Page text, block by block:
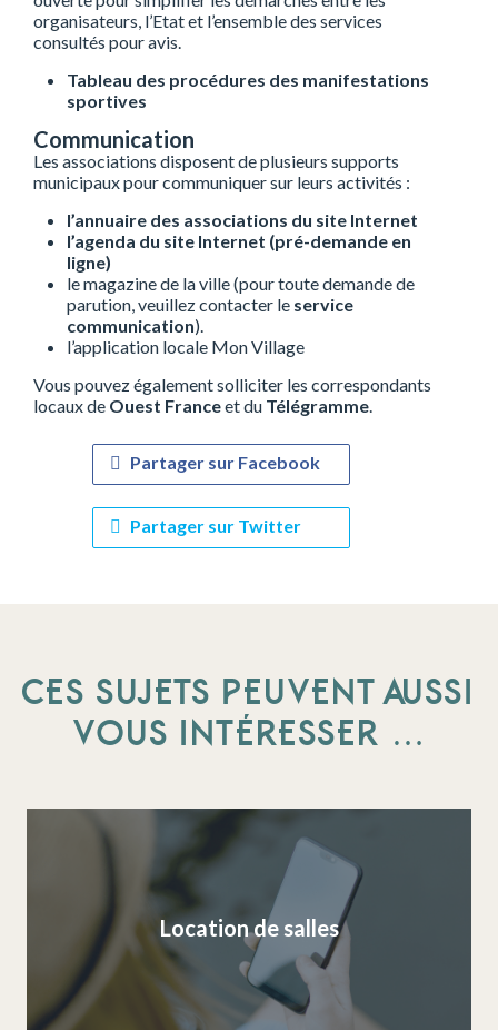
organisateurs, l’Etat et l’ensemble des services
consultés pour avis.
Tableau des procédures des manifestations
sportives
Communication
Les associations disposent de plusieurs supports
municipaux pour communiquer sur leurs activités :
l’annuaire des associations du site Internet
l’agenda du site Internet (pré-demande en
ligne)
le magazine de la ville (pour toute demande de
parution, veuillez contacter le service
communication).
l’application locale Mon Village
Vous pouvez également solliciter les correspondants
locaux de Ouest Franceet du Télégramme.
Partager sur Facebook
Partager sur Twitter
CES SUJETS PEUVENT AUSSI
VOUS INTÉRESSER …
Location de salles